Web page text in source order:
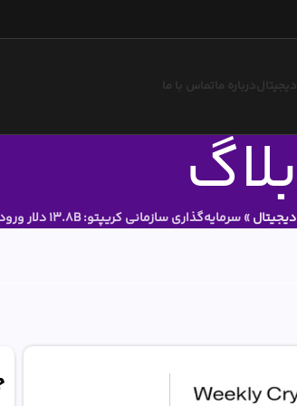
دیجیتالدرباره ماتماس با ما
دیجیتال»سرمایه‌گذاری سازمانی کریپتو: ۱۳.۸B دلار ورودی سالانه